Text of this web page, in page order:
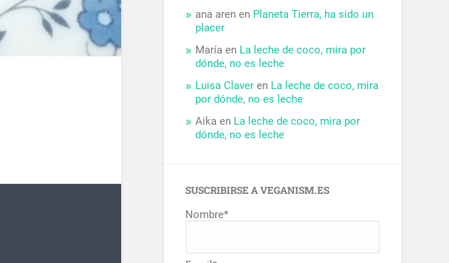
ana aren en Planeta Tierra, ha sido un
placer
María en La leche de coco, mira por
dónde, no es leche
Luisa Claver en La leche de coco, mira
por dónde, no es leche
Aika en La leche de coco, mira por
dónde, no es leche
SUSCRIBIRSE A VEGANISM.ES
Nombre*